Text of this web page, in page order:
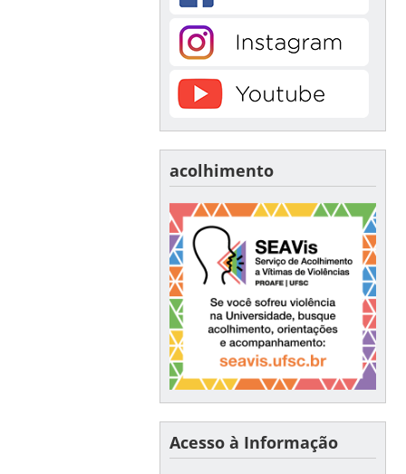
acolhimento
Acesso à Informação